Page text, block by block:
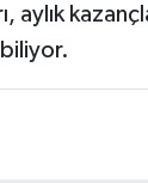
aylık